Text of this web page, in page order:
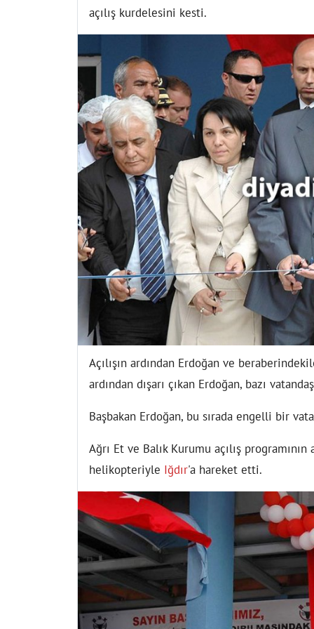
açılış kurdelesini kesti.
Açılışın ardından Erdoğan ve
ardından dışarı çıkan Erdoğan, bazı
Başbakan Erdoğan, bu sırada engelli bir
Ağrı Et ve Balık Kurumu açılış
helikopteriyle Iğdır'a hareket etti.